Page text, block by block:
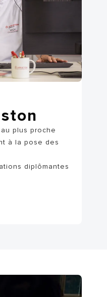
plus proche
à la pose des
diplômantes